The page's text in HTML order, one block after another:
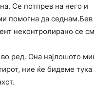
Се потпрев на него и
помогна да седнам.Бев
неконтролирано се
ред. Она најлошото
ние ќе бидеме тука